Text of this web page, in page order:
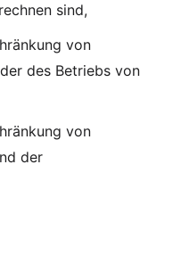
sind,
von
des Betriebs von
von
der